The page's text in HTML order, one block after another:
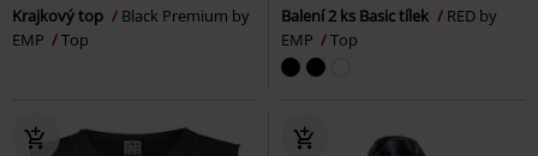
Krajkový top
Black Premium by
EMP
Top
Balení 2 ks Basic tílek
RED by
EMP
Top